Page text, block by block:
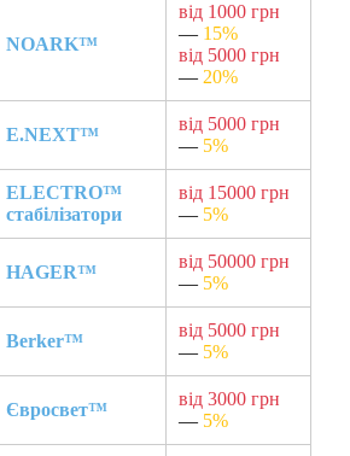
NOARK™
від 1000 грн
— 15%
від 5000 грн
— 20%
E.NEXT™
від 5000 грн
— 5%
ELECTRO™
стабілізатори
від 15000 грн
— 5%
HAGER™
від 50000 грн
— 5%
Berker™
від 5000 грн
— 5%
Євросвет™
від 3000 грн
— 5%